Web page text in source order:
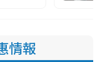
情報